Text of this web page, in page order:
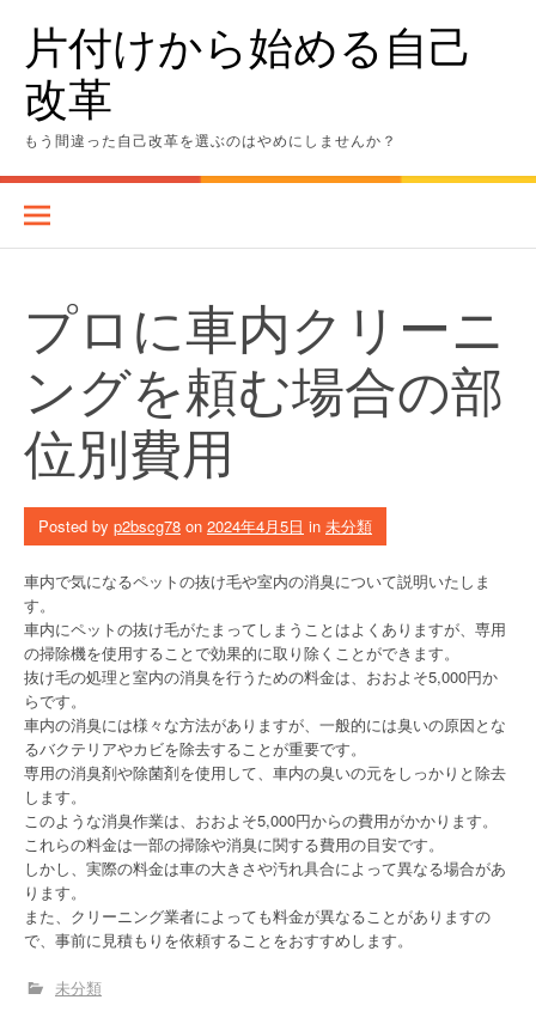
content片付けから始める自己
改革
もう間違った自己改革を選ぶのはやめにしませんか？
プロに車内クリーニ
ングを頼む場合の部
位別費用
Posted by p2bscg78 on 2024年4月5日 in 未分類
車内で気になるペットの抜け毛や室内の消臭について説明いたしま
す。
車内にペットの抜け毛がたまってしまうことはよくありますが、専用
の掃除機を使用することで効果的に取り除くことができます。
抜け毛の処理と室内の消臭を行うための料金は、おおよそ5,000円か
らです。
車内の消臭には様々な方法がありますが、一般的には臭いの原因とな
るバクテリアやカビを除去することが重要です。
専用の消臭剤や除菌剤を使用して、車内の臭いの元をしっかりと除去
します。
このような消臭作業は、おおよそ5,000円からの費用がかかります。
これらの料金は一部の掃除や消臭に関する費用の目安です。
しかし、実際の料金は車の大きさや汚れ具合によって異なる場合があ
ります。
また、クリーニング業者によっても料金が異なることがありますの
で、事前に見積もりを依頼することをおすすめします。
未分類